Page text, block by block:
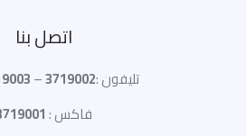
اتصل بنا
تليفون :3719002
–
فاكس :